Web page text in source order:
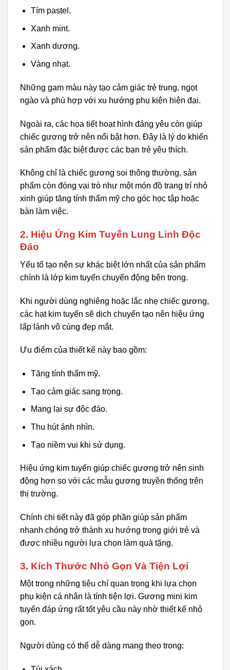
Tím pastel.
Xanh mint.
Xanh dương.
Vàng nhạt.
Những gam màu này tạo cảm giác trẻ trung, ngọt
ngào và phù hợp với xu hướng phụ kiện hiện đại.
Ngoài ra, các họa tiết hoạt hình đáng yêu còn giúp
chiếc gương trở nên nổi bật hơn. Đây là lý do khiến
sản phẩm đặc biệt được các bạn trẻ yêu thích.
Không chỉ là chiếc gương soi thông thường, sản
phẩm còn đóng vai trò như một món đồ trang trí nhỏ
xinh giúp tăng tính thẩm mỹ cho góc học tập hoặc
bàn làm việc.
2. Hiệu Ứng Kim Tuyến Lung Linh Độc
Đáo
Yếu tố tạo nên sự khác biệt lớn nhất của sản phẩm
chính là lớp kim tuyến chuyển động bên trong.
Khi người dùng nghiêng hoặc lắc nhẹ chiếc gương,
các hạt kim tuyến sẽ dịch chuyển tạo nên hiệu ứng
lấp lánh vô cùng đẹp mắt.
Ưu điểm của thiết kế này bao gồm:
Tăng tính thẩm mỹ.
Tạo cảm giác sang trọng.
Mang lại sự độc đáo.
Thu hút ánh nhìn.
Tạo niềm vui khi sử dụng.
Hiệu ứng kim tuyến giúp chiếc gương trở nên sinh
động hơn so với các mẫu gương truyền thống trên
thị trường.
Chính chi tiết này đã góp phần giúp sản phẩm
nhanh chóng trở thành xu hướng trong giới trẻ và
được nhiều người lựa chọn làm quà tặng.
3. Kích Thước Nhỏ Gọn Và Tiện Lợi
Một trong những tiêu chí quan trọng khi lựa chọn
phụ kiện cá nhân là tính tiện lợi. Gương mini kim
tuyến đáp ứng rất tốt yêu cầu này nhờ thiết kế nhỏ
gọn.
Người dùng có thể dễ dàng mang theo trong: